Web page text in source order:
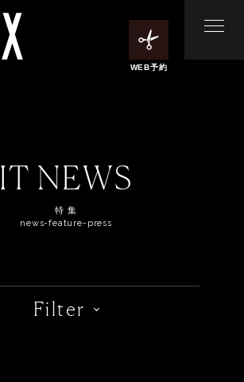
WEB予約
IT NEWS
特 集
news-feature-press
Filter